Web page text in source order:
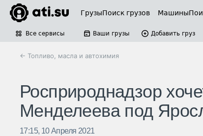
ГрузыПоиск грузов Машины
Все сервисы Ваши грузы Добавить груз
← Топливо, масла и автохимия
Росприроднадзор
Менделеева под
17:15, 10 Апреля 2021